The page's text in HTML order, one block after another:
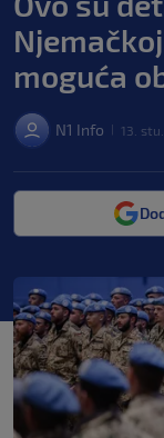
moguća
N1 Info 13.